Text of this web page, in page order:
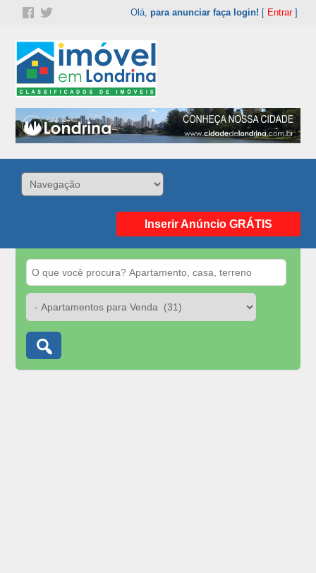
Olá, para anunciar faça login! [ Entrar]
Inserir Anúncio GRÁTIS